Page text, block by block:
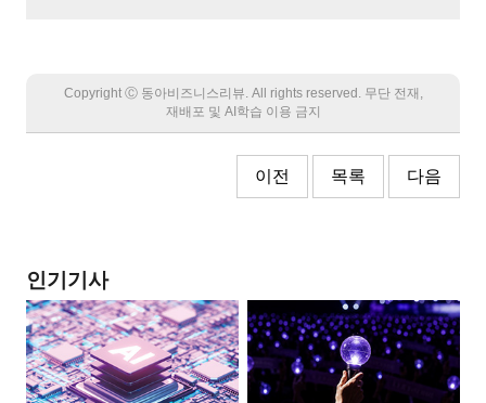
Copyright Ⓒ 동아비즈니스리뷰. All rights reserved. 무단 전재,
재배포 및 AI학습 이용 금지
이전 목록 다음
인기기사